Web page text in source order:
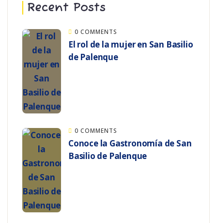
Recent Posts
0 COMMENTS
El rol de la mujer en San Basilio
de Palenque
0 COMMENTS
Conoce la Gastronomía de San
Basilio de Palenque